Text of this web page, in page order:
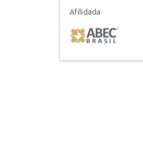
afiliada
Afilidada